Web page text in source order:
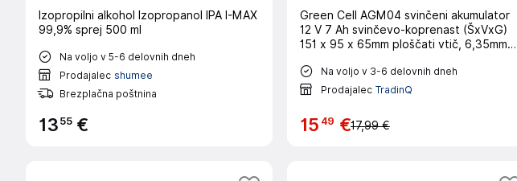
Izopropilni alkohol Izopropanol IPA I-MAX
99,9% sprej 500 ml
Na voljo v 5-6 delovnih dneh
Prodajalec shumee
Brezplačna poštnina
1355 €
Green Cell AGM04 svinčeni akumulator
12 V 7 Ah svinčevo-koprenast (ŠxVxG)
151 x 95 x 65mm ploščati vtič, 6,35mm
Na voljo v 3-6 delovnih dneh
Prodajalec TradinQ
15 49 €17,99 €